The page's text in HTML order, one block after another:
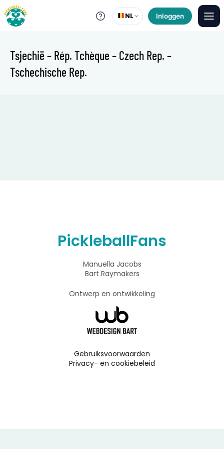
Tsjechië – Rép. Tchèque – Czech Rep. –
Tschechische Rep.
PickleballFans
Manuella Jacobs
Bart Raymakers
Ontwerp en ontwikkeling
Gebruiksvoorwaarden
Privacy- en cookiebeleid
NL Inloggen